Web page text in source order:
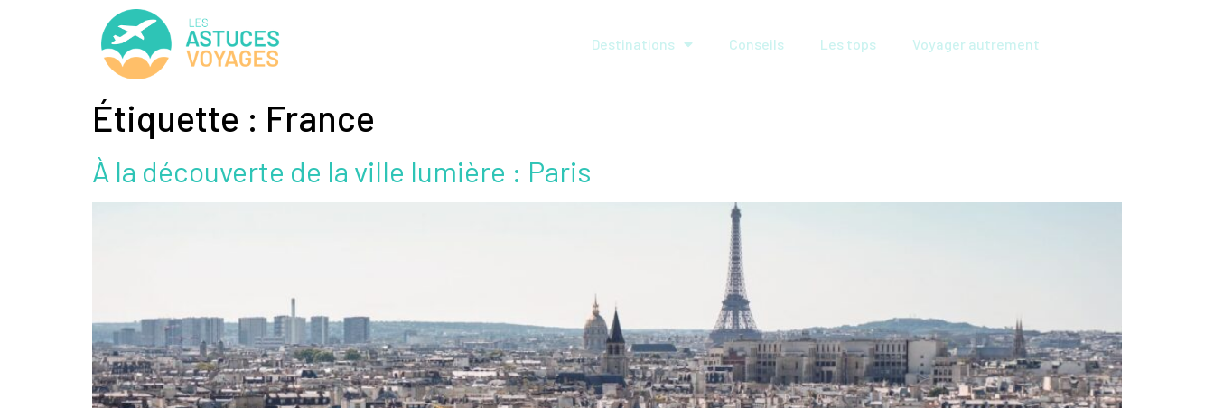
Destinations Conseils Les tops Voyager autrement
Étiquette : France
À la découverte de la ville lumière : Paris